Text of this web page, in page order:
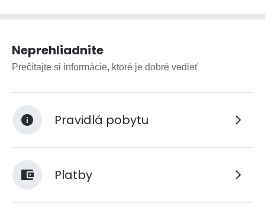
Neprehliadnite
Prečítajte si informácie, ktoré je dobré vedieť
Pravidlá pobytu
Platby